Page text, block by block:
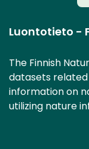
Luontotieto -
The Finnish
datasets
information on
utilizing nature